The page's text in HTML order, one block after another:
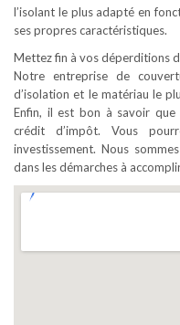
l’isolant le plus adapté en
ses propres caractéristiques.
Mettez fin à vos déperditions
Notre entreprise de
d’isolation et le matériau le
Enfin, il est bon à savoir
crédit d’impôt. Vous
investissement. Nous
dans les démarches à